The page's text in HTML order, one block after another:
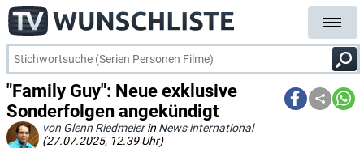
"Family Guy": Neue exklusive
Sonderfolgen angekündigt
von Glenn Riedmeierin News international
(27.07.2025, 12.39 Uhr)